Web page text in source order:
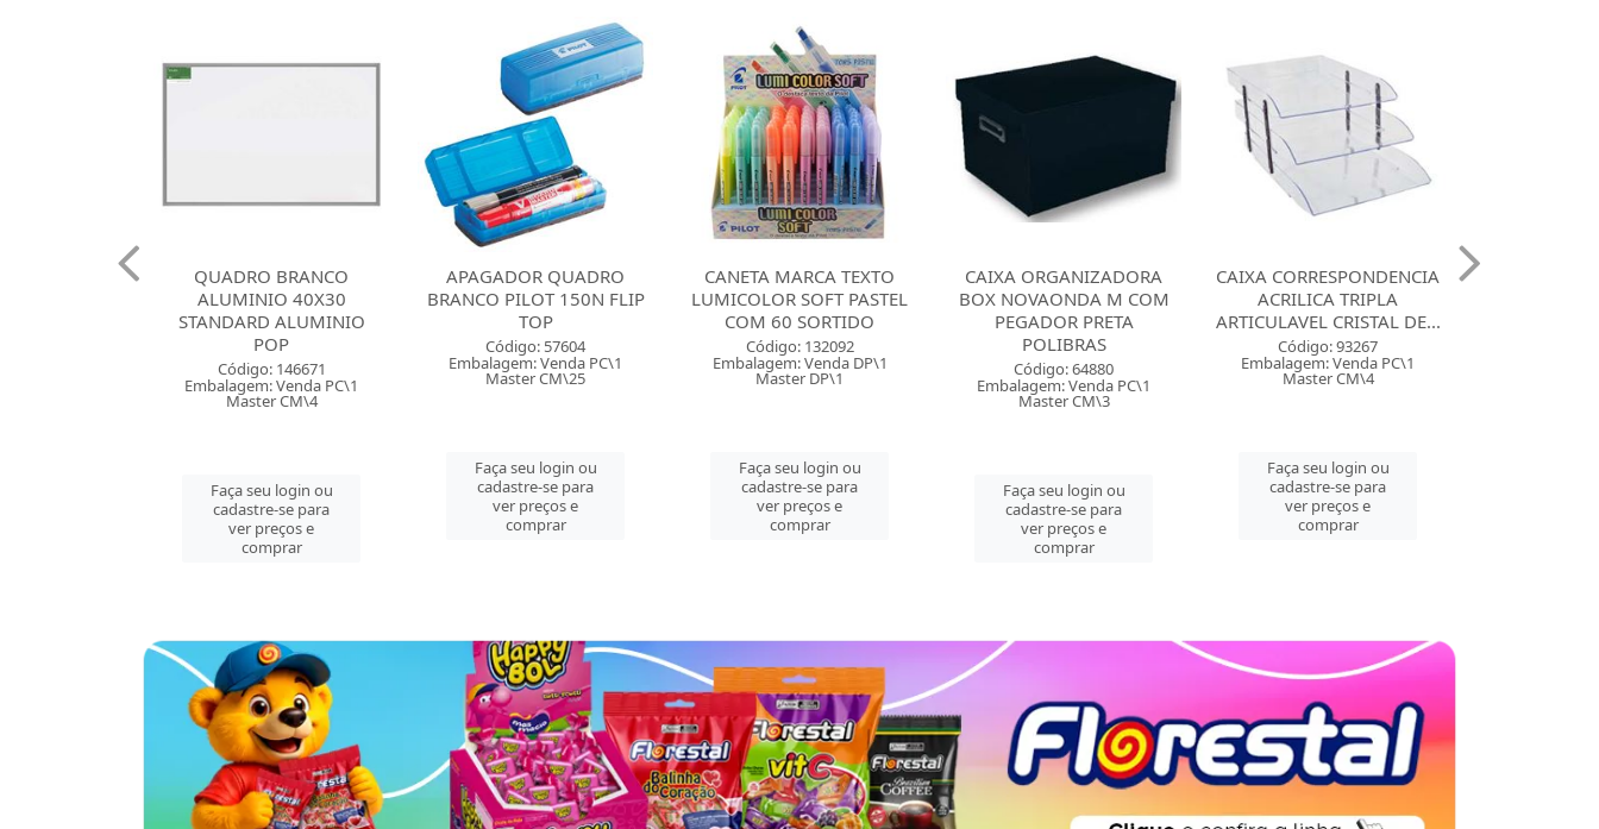
APAGADOR QUADRO
BRANCO PILOT 150N FLIP
TOP
Código: 57604
Embalagem: Venda PC\1
Master CM\25
cadastre-se para
ver preços e
comprar
CANETA MARCA TEXTO
LUMICOLOR SOFT PASTEL
COM 60 SORTIDO
Código: 132092
Embalagem: Venda DP\1
Master DP\1
Faça seu login ou
cadastre-se para
ver preços e
comprar
CAIXA ORGANIZADORA
BOX NOVAONDA M COM
PEGADOR PRETA
POLIBRAS
Código: 64880
Embalagem: Venda PC\1
Faça seu login ou
cadastre-se para
ver preços e
CAIXA CORRESPONDENCIA
ACRILICA TRIPLA
ARTICULAVEL CRISTAL DE...
Código: 93267
Embalagem: Venda PC\1
Master CM\4
cadastre-se para
ver preços e
comprar
MALETA PASTA SUSPENSA
ACP COM 6 2054 CRISTAL
Código: 37927
Embalagem: Venda PC\1
Master CM\6
Faça seu login ou
cadastre-se para
ver preços e
comprar